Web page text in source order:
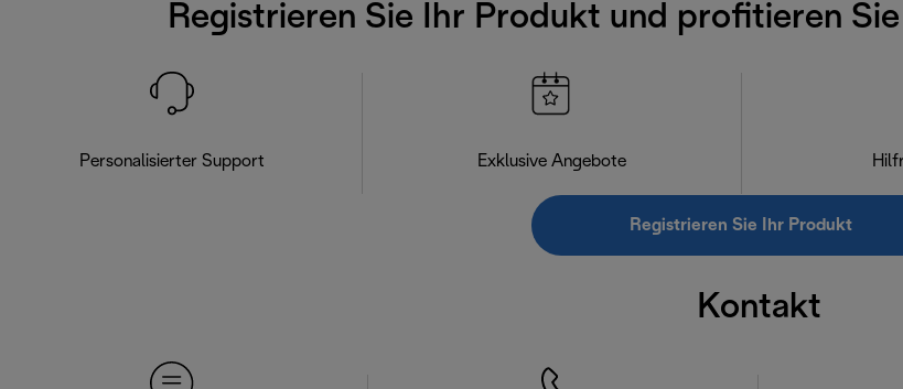
Registrieren Sie Ihr Produkt und profitieren
Personalisierter Support Exklusive Angebote
Registrieren Sie Ihr Produkt
Kontakt